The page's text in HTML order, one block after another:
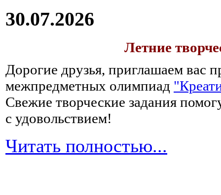
30.07.2026
Летние
Дорогие друзья, приглашаем вас
межпредметных олимпиад
Свежие творческие задания
с удовольствием!
Читать полностью...